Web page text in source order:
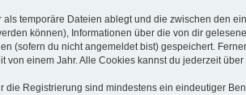
temporäre Dateien ablegt und die zwischen den
können), Informationen über die von dir
(sofern du nicht angemeldet bist) gespeichert.
einem Jahr. Alle Cookies kannst du jederzeit über
Registrierung sind mindestens ein eindeutiger